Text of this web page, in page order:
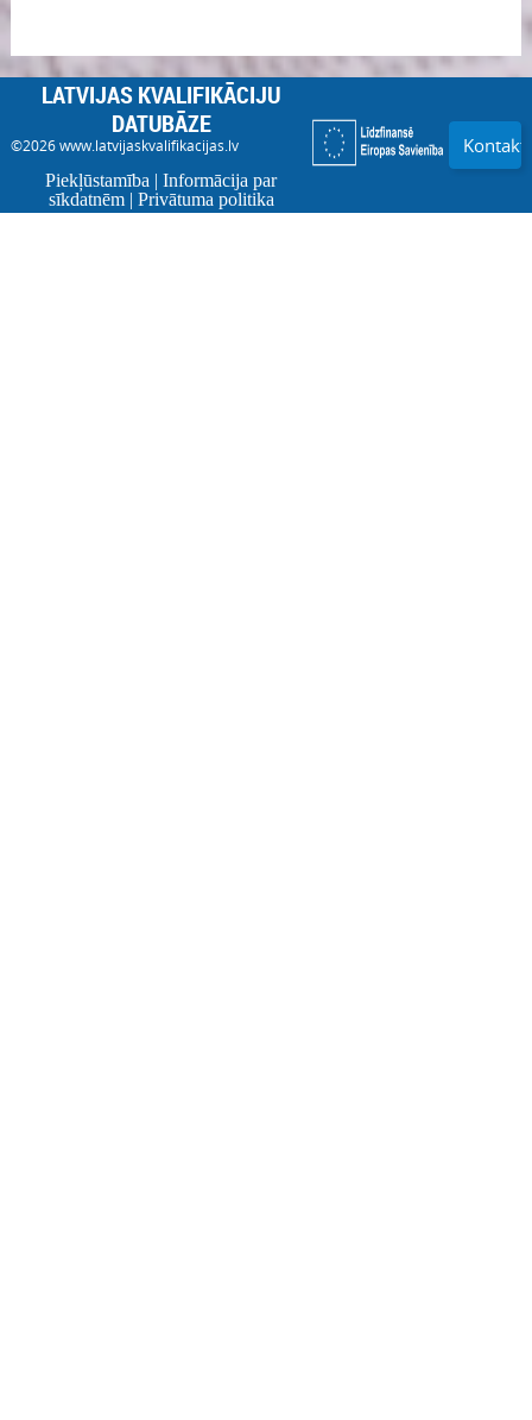
LATVIJAS KVALIFIKĀCIJU
DATUBĀZE
©2026www.latvijaskvalifikacijas.lv
Piekļūstamība |Informācija par
sīkdatnēm| Privātuma politika
Kontakti